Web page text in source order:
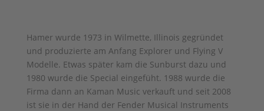
Hamer wurde 1973 in Wilmette, Illinois gegründet
und produzierte am Anfang Explorer und Flying V
Modelle. Etwas später kam die Sunburst dazu und
1980 wurde die Special eingefüht. 1988 wurde die
Firma dann an Kaman Music verkauft und seit 2008
ist sie in der Hand der Fender Musical Instruments